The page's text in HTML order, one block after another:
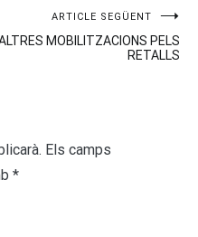
ARTICLE SEGÜENT
MOBILITZACIONS PELS
RETALLS
Els camps
*